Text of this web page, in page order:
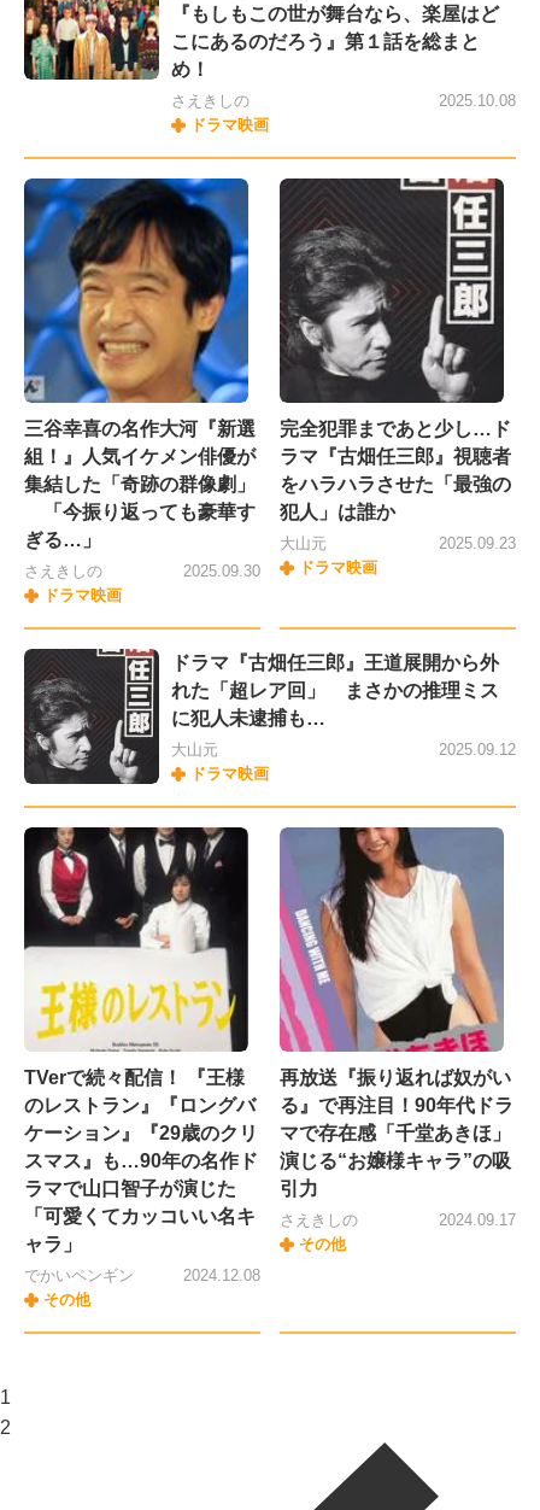
『もしもこの世が舞台なら、楽屋はど
こにあるのだろう』第１話を総まと
め！
さえきしの
ドラマ映画
2025.10.08
三谷幸喜の名作大河『新選
組！』人気イケメン俳優が
集結した「奇跡の群像劇」
「今振り返っても豪華す
ぎる…」
さえきしの
ドラマ映画
2025.09.30
完全犯罪まであと少し…ド
ラマ『古畑任三郎』視聴者
をハラハラさせた「最強の
犯人」は誰か
大山元
ドラマ映画
2025.09.23
ドラマ『古畑任三郎』王道展開から外
れた「超レア回」 まさかの推理ミス
に犯人未逮捕も…
大山元
ドラマ映画
2025.09.12
TVerで続々配信！ 『王様
のレストラン』『ロングバ
ケーション』『29歳のクリ
スマス』も…90年の名作ド
ラマで山口智子が演じた
「可愛くてカッコいい名キ
ャラ」
でかいペンギン
その他
2024.12.08
再放送『振り返れば奴がい
る』で再注目！90年代ドラ
マで存在感「千堂あきほ」
演じる“お嬢様キャラ”の吸
引力
さえきしの
その他
2024.09.17
1
2